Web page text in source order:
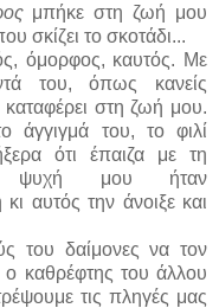
μπήκε στη ζωή μου
σκίζει το σκοτάδι...
όμορφος, καυτός. Με
του, όπως κανείς
καταφέρει στη ζωή μου.
άγγιγμά του, το φιλί
ότι έπαιζα με τη
μου ήταν
κι αυτός την άνοιξε και
του δαίμονες να τον
καθρέφτης του άλλου
τις πληγές μας